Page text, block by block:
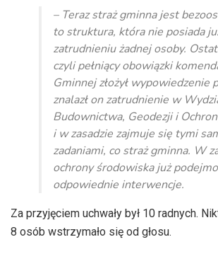
dźwiękowych– Teraz straż gminna jest
to struktura, która nie posiada
zatrudnieniu żadnej osoby.
czyli pełniący obowiązki
Gminnej złożył wypowiedzenie
znalazł on zatrudnienie w
Budownictwa, Geodezji i
i w zasadzie zajmuje się tymi
zadaniami, co straż gminna. W
ochrony środowiska już
odpowiednie interwencje.
Za przyjęciem uchwały był 10 radnych.
8 osób wstrzymało się od głosu.